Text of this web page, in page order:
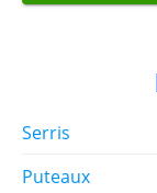
Serris
Puteaux